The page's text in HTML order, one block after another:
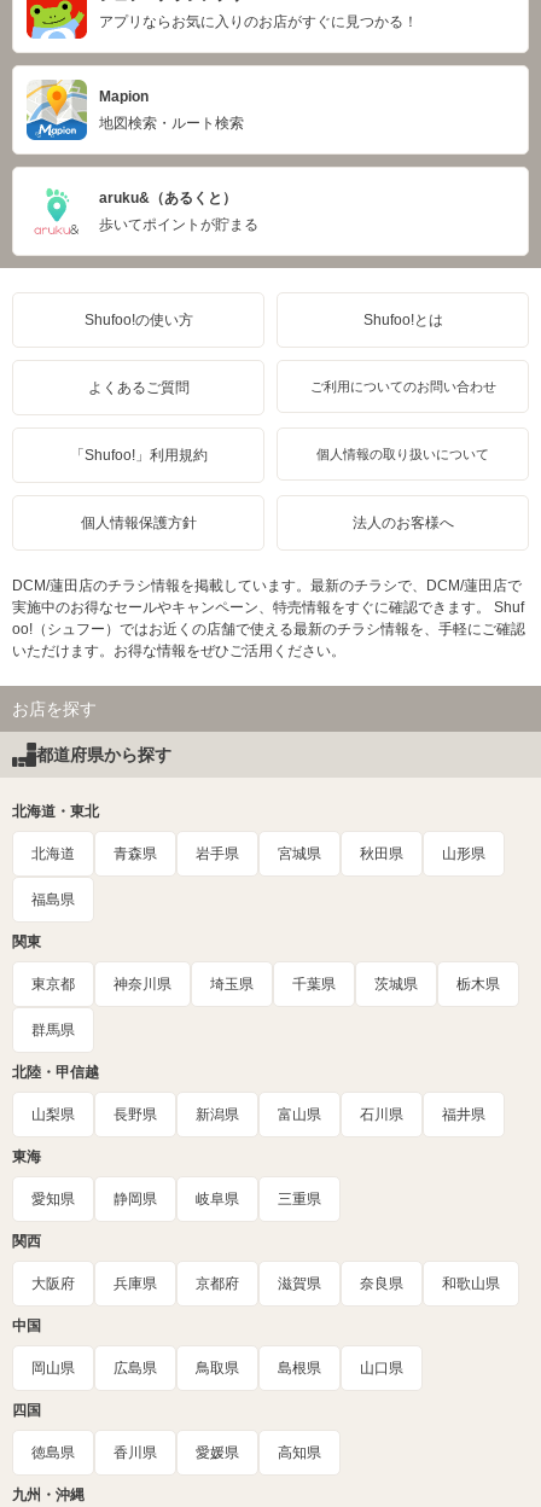
アプリならお気に入りのお店がすぐに見つかる！
Mapion
地図検索・ルート検索
aruku&（あるくと）
歩いてポイントが貯まる
Shufoo!の使い方 Shufoo!とは
よくあるご質問 ご利用についてのお問い合わせ
「Shufoo!」利用規約 個人情報の取り扱いについて
個人情報保護方針 法人のお客様へ
DCM/蓮田店のチラシ情報を掲載しています。最新のチラシで、DCM/蓮田店で
実施中のお得なセールやキャンペーン、特売情報をすぐに確認できます。 Shuf
oo!（シュフー）ではお近くの店舗で使える最新のチラシ情報を、手軽にご確認
いただけます。お得な情報をぜひご活用ください。
お店を探す
都道府県から探す
北海道・東北
北海道 青森県 岩手県 宮城県 秋田県 山形県
福島県
関東
東京都 神奈川県 埼玉県 千葉県 茨城県 栃木県
群馬県
北陸・甲信越
山梨県 長野県 新潟県 富山県 石川県 福井県
東海
愛知県 静岡県 岐阜県 三重県
関西
大阪府 兵庫県 京都府 滋賀県 奈良県 和歌山県
中国
岡山県 広島県 鳥取県 島根県 山口県
四国
徳島県 香川県 愛媛県 高知県
九州・沖縄